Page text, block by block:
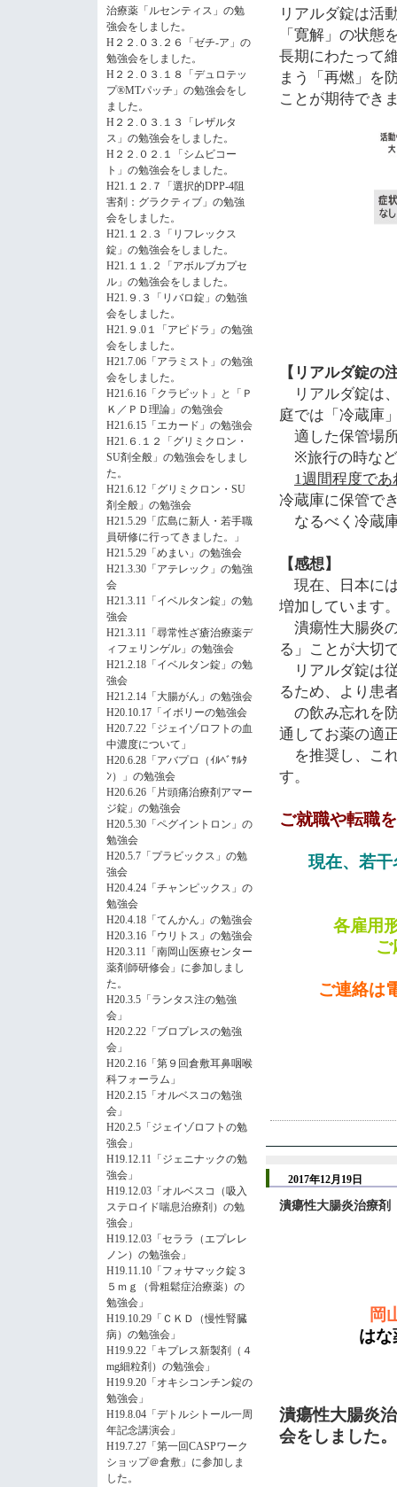
治療薬「ルセンティス」の勉
強会をしました。
H２２.０３.２６「ゼチ-ア」の
勉強会をしました。
H２２.０３.１８「デュロテッ
プ®MTパッチ」の勉強会をし
ました。
H２２.０３.１３「レザルタ
ス」の勉強会をしました。
H２２.０２.１「シムビコー
ト」の勉強会をしました。
H21.１２.７「選択的DPP-4阻
害剤：グラクティブ」の勉強
会をしました。
H21.１２.３「リフレックス
錠」の勉強会をしました。
H21.１１.２「アボルブカプセ
ル」の勉強会をしました。
H21.９.３「リバロ錠」の勉強
会をしました。
H21.９.0１「アピドラ」の勉強
会をしました。
H21.7.06「アラミスト」の勉強
会をしました。
H21.6.16「クラビット」と「Ｐ
Ｋ／ＰＤ理論」の勉強会
H21.6.15「エカード」の勉強会
H21.６.１２「グリミクロン・
SU剤全般」の勉強会をしまし
た。
H21.6.12「グリミクロン・SU
剤全般」の勉強会
H21.5.29「広島に新人・若手職
員研修に行ってきました。」
H21.5.29「めまい」の勉強会
H21.3.30「アテレック」の勉強
会
H21.3.11「イベルタン錠」の勉
強会
H21.3.11「尋常性ざ瘡治療薬デ
ィフェリンゲル」の勉強会
H21.2.18「イベルタン錠」の勉
強会
H21.2.14「大腸がん」の勉強会
H20.10.17「イボリーの勉強会
H20.7.22「ジェイゾロフトの血
中濃度について」
H20.6.28「アバプロ（ｲﾙﾍﾞｻﾙﾀ
ﾝ）」の勉強会
H20.6.26「片頭痛治療剤アマー
ジ錠」の勉強会
H20.5.30「ペグイントロン」の
勉強会
H20.5.7「プラビックス」の勉
強会
H20.4.24「チャンピックス」の
勉強会
H20.4.18「てんかん」の勉強会
H20.3.16「ウリトス」の勉強会
H20.3.11「南岡山医療センター
薬剤師研修会」に参加しまし
た。
H20.3.5「ランタス注の勉強
会」
H20.2.22「ブロプレスの勉強
会」
H20.2.16「第９回倉敷耳鼻咽喉
科フォーラム」
H20.2.15「オルベスコの勉強
会」
H20.2.5「ジェイゾロフトの勉
強会」
H19.12.11「ジェニナックの勉
強会」
H19.12.03「オルベスコ（吸入
ステロイド喘息治療剤）の勉
強会」
H19.12.03「セララ（エプレレ
ノン）の勉強会」
H19.11.10「フォサマック錠３
５ｍｇ（骨粗鬆症治療薬）の
勉強会」
H19.10.29「ＣＫＤ（慢性腎臓
病）の勉強会」
H19.9.22「キプレス新製剤（４
mg細粒剤）の勉強会」
H19.9.20「オキシコンチン錠の
勉強会」
H19.8.04「デトルシトール一周
年記念講演会」
H19.7.27「第一回CASPワーク
ショップ＠倉敷」に参加しま
した。
リアルダ錠は活
「寛解」の状態
長期にわたって
まう「再燃」を
ことが期待でき
【リアルダ錠の
リアルダ錠は
庭では「冷蔵庫
適した保管場
※旅行の時な
1週間程度で
冷蔵庫に保管で
なるべく冷蔵
【感想】
現在、日本に
増加しています
潰瘍性大腸炎
る」ことが大切
リアルダ錠は
るため、より患
の飲み忘れを
通してお薬の適
を推奨し、こ
す。
ご就職や転職
現在、若
各雇用
ご連絡は
2017年12月19日
潰瘍性大腸炎治療剤
岡
は
潰瘍性大腸炎
会をしました。